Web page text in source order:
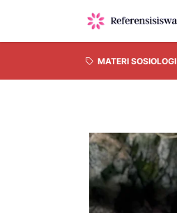
MATERI SOSIOLOGI